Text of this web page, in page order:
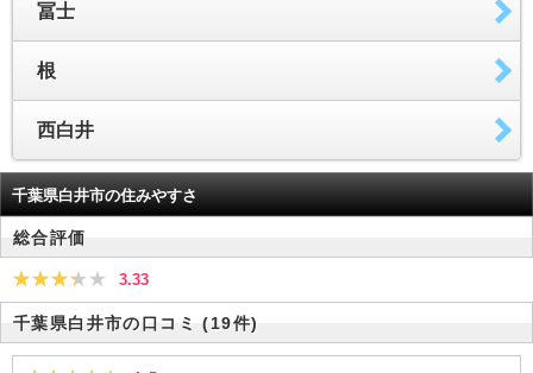
冨士
根
西白井
千葉県白井市の住みやすさ
総合評価
3.33
千葉県白井市の口コミ (19件)